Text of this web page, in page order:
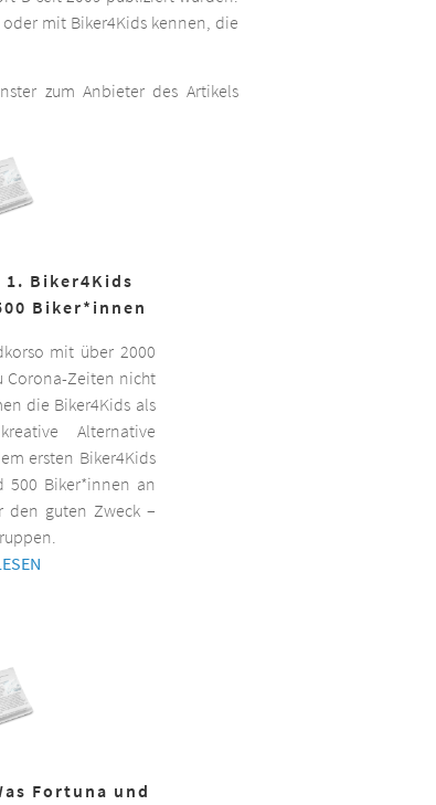
oder mit Biker4Kids kennen, die
zum Anbieter des Artikels
1. Biker4Kids
Biker*innen
mit über 2000
Corona-Zeiten nicht
die Biker4Kids als
Alternative
ersten Biker4Kids
500 Biker*innen an
den guten Zweck –
Fortuna und